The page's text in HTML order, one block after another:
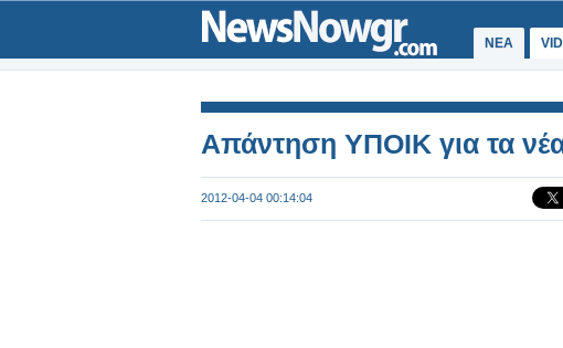
ΝΕΑ
Απάντηση ΥΠΟΙΚ για τα
2012-04-04 00:14:04